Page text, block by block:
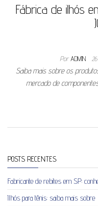
Fábrica de ilhós
Por ADMIN
Saiba mais sobre os
mercado de
POSTS RECENTES
Fabricante de rebites em SP:
Ilhós para tênis: saiba mais sobre